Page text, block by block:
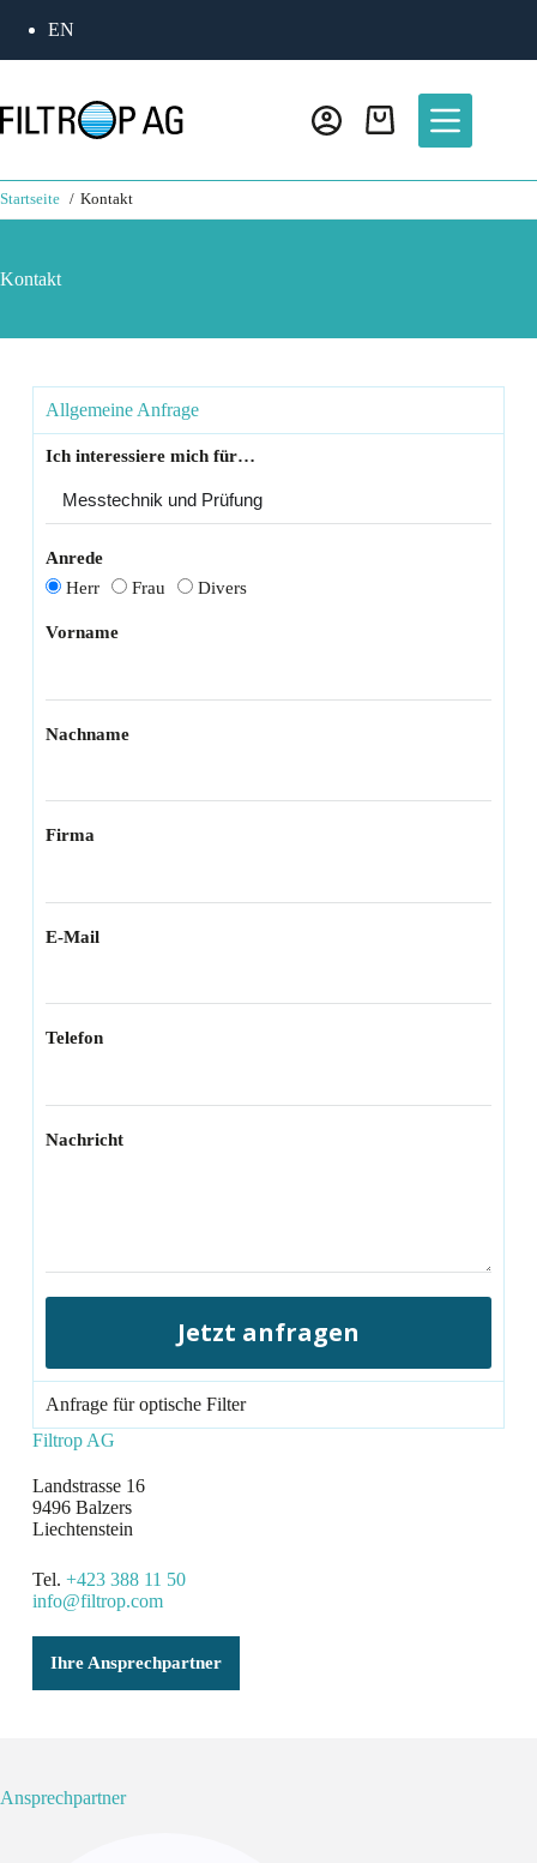
EN
Startseite Kontakt
Kontakt
Allgemeine Anfrage
Ich interessiere mich für…
Anrede
Herr
Frau Divers
Vorname
Nachname
Firma
E-Mail
Telefon
Nachricht
Jetzt anfragen
Anfrage für optische Filter
Filtrop AG​
Landstrasse 16
9496 Balzers
Liechtenstein
Tel. +423 388 11 50
info@filtrop.com
Ihre Ansprechpartner
Ansprechpartner